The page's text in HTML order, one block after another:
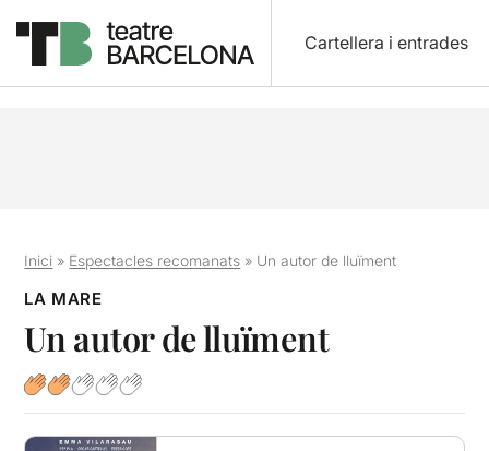
Cartellera i entrades
Inici » Espectacles recomanats » Un autor de lluïment
LA MARE
Un autor de lluïment